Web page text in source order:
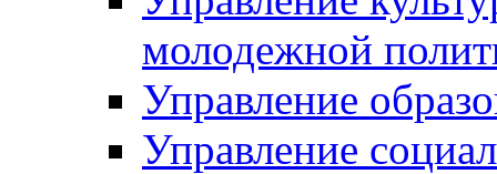
молодежной
Управление
Управление